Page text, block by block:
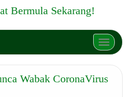
Bermula Sekarang!
Toggle
Wabak CoronaVirus